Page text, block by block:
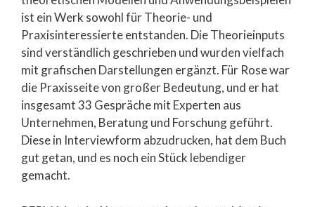
ist ein Werk sowohl für Theorie- und
Praxisinteressierte entstanden. Die Theorieinputs
sind verständlich geschrieben und wurden vielfach
mit grafischen Darstellungen ergänzt. Für Rose war
die Praxisseite von großer Bedeutung, und er hat
insgesamt 33 Gespräche mit Experten aus
Unternehmen, Beratung und Forschung geführt.
Diese in Interviewform abzudrucken, hat dem Buch
gut getan, und es noch ein Stück lebendiger
gemacht.